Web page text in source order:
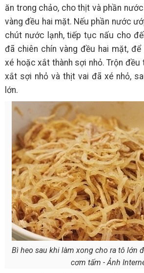
ăn trong chảo, cho thịt và phần
vàng đều hai mặt. Nếu phần nước
chút nước lạnh, tiếp tục nấu cho
đã chiên chín vàng đều hai mặt,
xé hoặc xắt thành sợi nhỏ. Trộn đều
xắt sợi nhỏ và thịt vai đã xé nhỏ,
lớn.
Bì heo sau khi làm xong cho ra tô lớn
cơm tấm - Ảnh